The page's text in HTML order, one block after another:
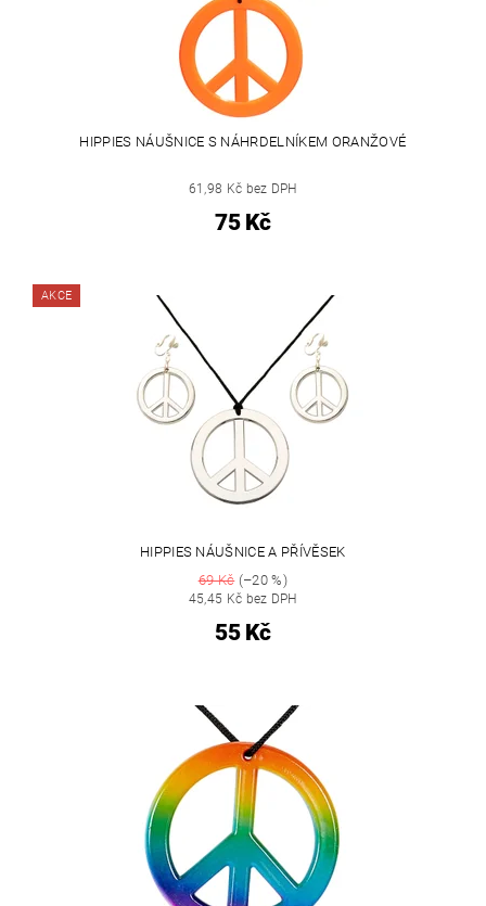
HIPPIES NÁUŠNICE S NÁHRDELNÍKEM ORANŽOVÉ
61,98 Kč bez DPH
75 Kč
AKCE
HIPPIES NÁUŠNICE A PŘÍVĚSEK
69 Kč(–20 %)
45,45 Kč bez DPH
55 Kč